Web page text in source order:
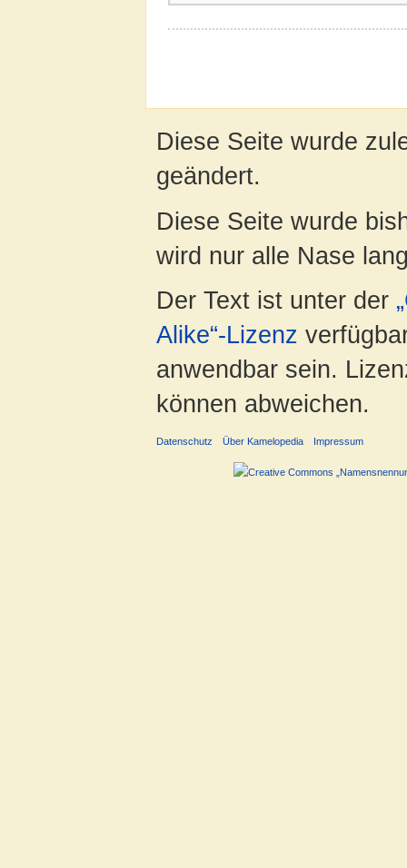
Diese Seite wurde
geändert.
Diese Seite wurde
wird nur alle Nase
Der Text ist unter der
Alike“-Lizenz
anwendbar sein.
können abweichen.
Datenschutz Über Kamelopedia Impressum